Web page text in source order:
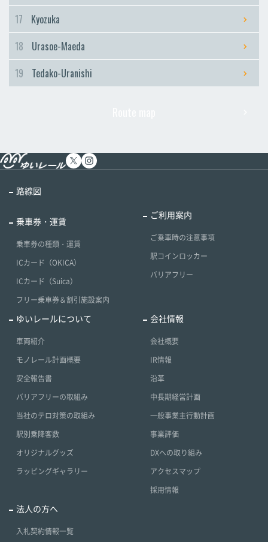
17
Kyozuka
18
Urasoe-Maeda
19
Tedako-Uranishi
路線図
乗車券・運賃
乗車券の種類・運賃
ICカード（OKICA）
ICカード（Suica）
フリー乗車券＆割引施設案内
ご利用案内
ご乗車時の注意事項
駅コインロッカー
バリアフリー
ゆいレールについて
車両紹介
モノレール計画概要
安全報告書
バリアフリーの取組み
当社のテロ対策の取組み
駅別乗降客数
オリジナルグッズ
ラッピングギャラリー
会社情報
会社概要
IR情報
沿革
中長期経営計画
一般事業主行動計画
事業評価
DXへの取り組み
アクセスマップ
採用情報
法人の方へ
入札契約情報一覧